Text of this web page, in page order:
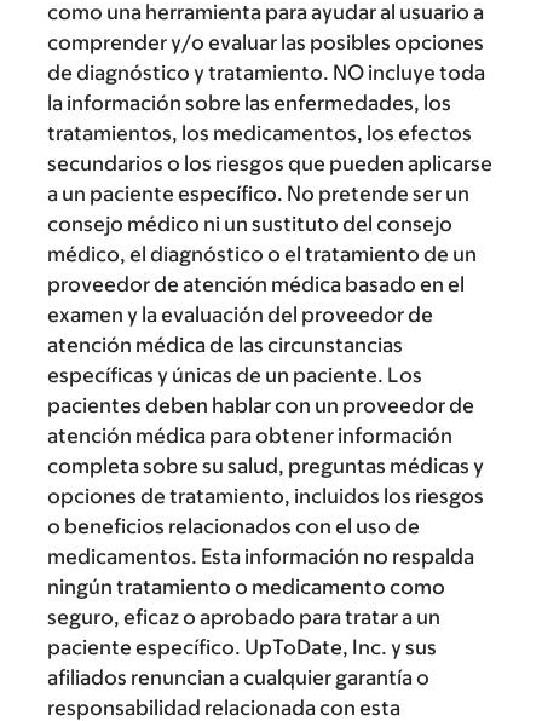
como una herramienta para ayudar al usuario a
comprender y/o evaluar las posibles opciones
de diagnóstico y tratamiento. NO incluye toda
la información sobre las enfermedades, los
tratamientos, los medicamentos, los efectos
secundarios o los riesgos que pueden aplicarse
a un paciente específico. No pretende ser un
consejo médico ni un sustituto del consejo
médico, el diagnóstico o el tratamiento de un
proveedor de atención médica basado en el
examen y la evaluación del proveedor de
atención médica de las circunstancias
específicas y únicas de un paciente. Los
pacientes deben hablar con un proveedor de
atención médica para obtener información
completa sobre su salud, preguntas médicas y
opciones de tratamiento, incluidos los riesgos
o beneficios relacionados con el uso de
medicamentos. Esta información no respalda
ningún tratamiento o medicamento como
seguro, eficaz o aprobado para tratar a un
paciente específico. UpToDate, Inc. y sus
afiliados renuncian a cualquier garantía o
responsabilidad relacionada con esta